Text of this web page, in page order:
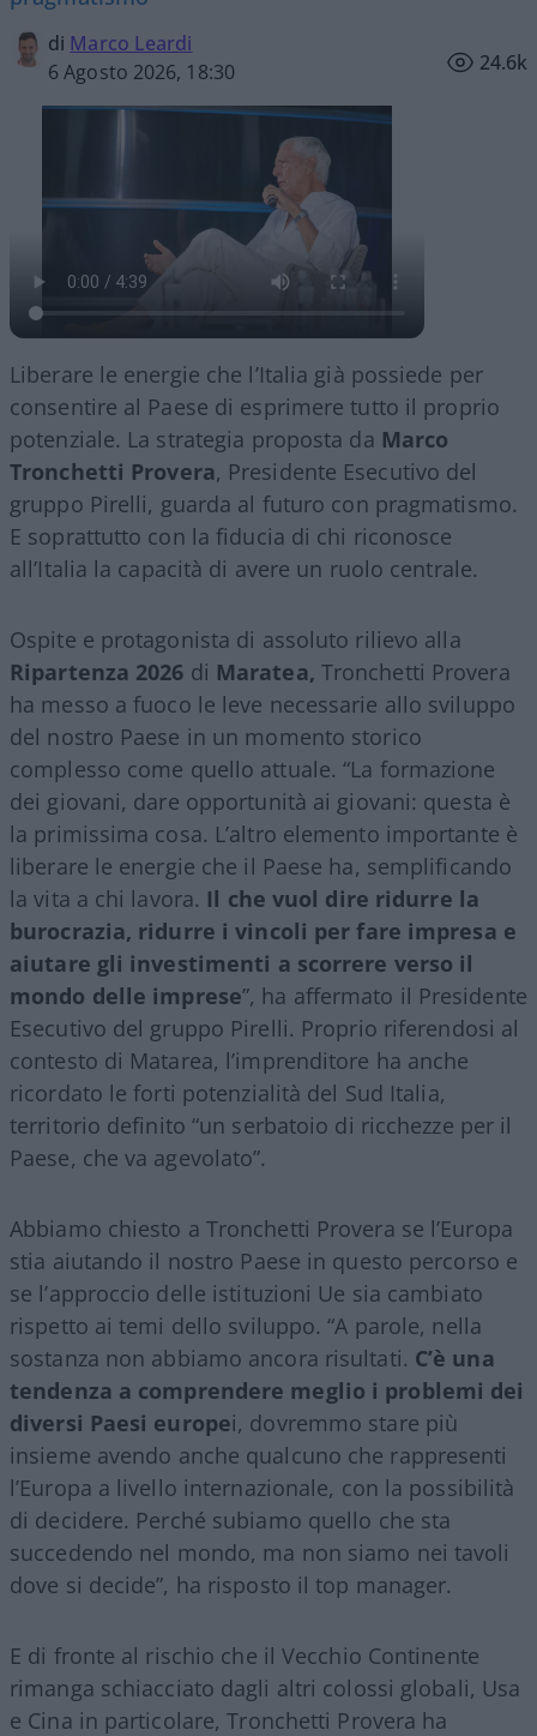
di Marco Leardi
6 Agosto 2026, 18:30
24.6k
Liberare le energie che l’Italia già possiede per
consentire al Paese di esprimere tutto il proprio
potenziale. La strategia proposta da Marco
Tronchetti Provera, Presidente Esecutivo del
gruppo Pirelli, guarda al futuro con pragmatismo.
E soprattutto con la fiducia di chi riconosce
all’Italia la capacità di avere un ruolo centrale.
Ospite e protagonista di assoluto rilievo alla
Ripartenza 2026 di Maratea, Tronchetti Provera
ha messo a fuoco le leve necessarie allo sviluppo
del nostro Paese in un momento storico
complesso come quello attuale. “La formazione
dei giovani, dare opportunità ai giovani: questa è
la primissima cosa. L’altro elemento importante è
liberare le energie che il Paese ha, semplificando
la vita a chi lavora. Il che vuol dire ridurre la
burocrazia, ridurre i vincoli per fare impresa e
aiutare gli investimenti a scorrere verso il
mondo delle imprese”, ha affermato il Presidente
Esecutivo del gruppo Pirelli. Proprio riferendosi al
contesto di Matarea, l’imprenditore ha anche
ricordato le forti potenzialità del Sud Italia,
territorio definito “un serbatoio di ricchezze per il
Paese, che va agevolato”.
Abbiamo chiesto a Tronchetti Provera se l’Europa
stia aiutando il nostro Paese in questo percorso e
se l’approccio delle istituzioni Ue sia cambiato
rispetto ai temi dello sviluppo. “A parole, nella
sostanza non abbiamo ancora risultati. C’è una
tendenza a comprendere meglio i problemi dei
diversi Paesi europei, dovremmo stare più
insieme avendo anche qualcuno che rappresenti
l’Europa a livello internazionale, con la possibilità
di decidere. Perché subiamo quello che sta
succedendo nel mondo, ma non siamo nei tavoli
dove si decide”, ha risposto il top manager.
E di fronte al rischio che il Vecchio Continente
rimanga schiacciato dagli altri colossi globali, Usa
e Cina in particolare, Tronchetti Provera ha